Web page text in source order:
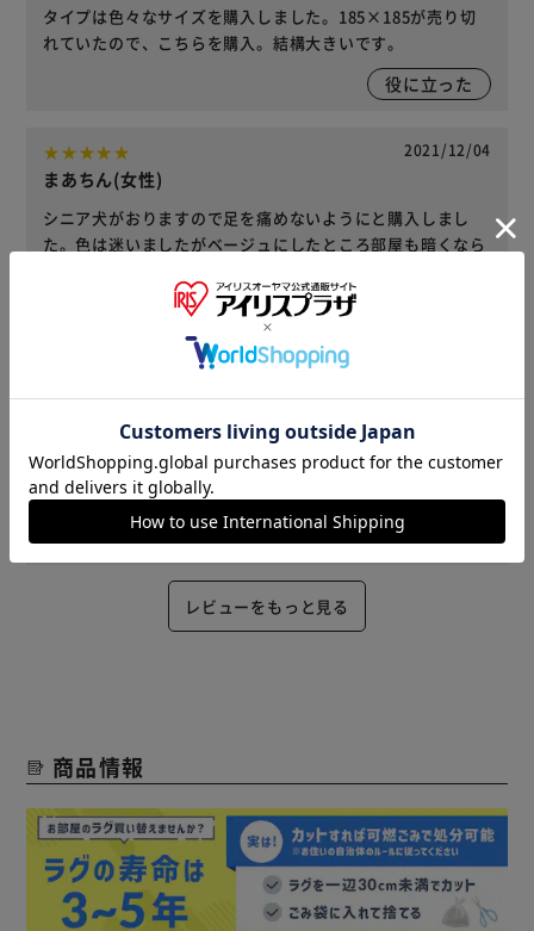
タイプは色々なサイズを購入しました。185×185が売り切
れていたので、こちらを購入。結構大きいです。
役に立った
2021/12/04
まあちん(女性)
シニア犬がおりますので足を痛めないようにと購入しまし
た。色は迷いましたがベージュにしたところ部屋も暗くなら
うに寝転んでいました。
2021/03/17
天気の子(男性)
厚みのあって、とてもふわふわしてメッチャメッチャ気持ち
がいいです。
役に立った
レビューをもっと見る
商品情報